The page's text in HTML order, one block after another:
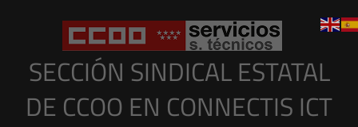
SECCIÓN SINDICAL ESTATAL
DE CCOO EN CONNECTIS ICT